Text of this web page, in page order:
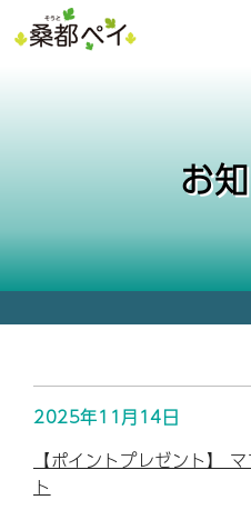
ン
プ
お
2025年11月14日
【ポイントプレゼント】
ト